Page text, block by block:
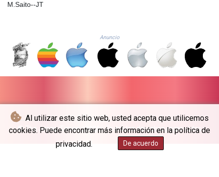
Al utilizar este sitio web, usted acepta que utilicemos
cookies. Puede encontrar más información en la política de
privacidad.
De acuerdo
4917.246994
MKD 61.540878
MMK
2425.815605
MOP 9.311421
46.322486
MUR
54.303818
M.Saito--JT
Anuncio
© The Japan Times - 2026 - Todos los derechos reservados